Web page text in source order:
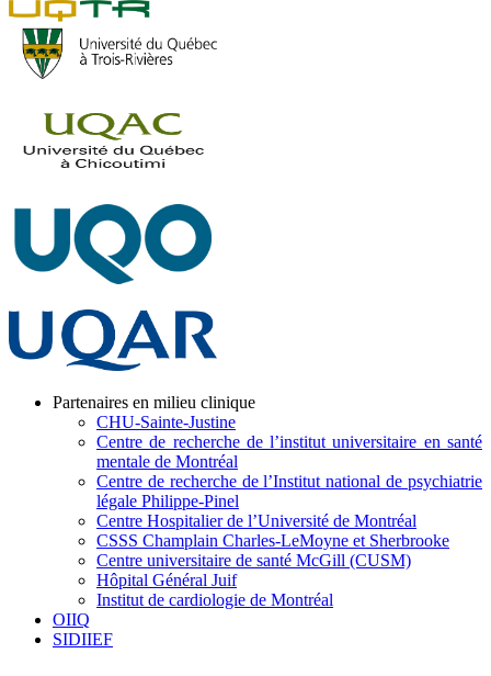
Partenaires en milieu clinique
CHU-Sainte-Justine
Centre de recherche de l’institut universitaire en santé
mentale de Montréal
Centre de recherche de l’Institut national de psychiatrie
légale Philippe-Pinel
Centre Hospitalier de l’Université de Montréal
CSSS Champlain Charles-LeMoyne et Sherbrooke
Centre universitaire de santé McGill (CUSM)
Hôpital Général Juif
Institut de cardiologie de Montréal
OIIQ
SIDIIEF